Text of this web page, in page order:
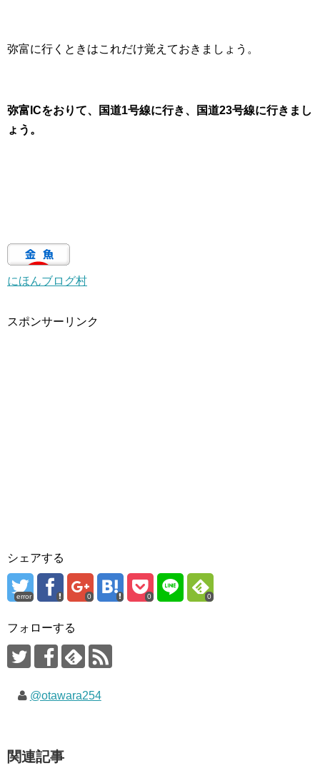
弥富に行くときはこれだけ覚えておきましょう。
弥富ICをおりて、国道1号線に行き、国道23号線に行きまし
ょう。
にほんブログ村
スポンサーリンク
シェアする
error 0 0 0
フォローする
@otawara254
関連記事